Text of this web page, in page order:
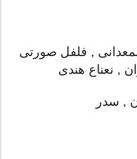
, فلفل صورتی
نعناع هندی
, سدر